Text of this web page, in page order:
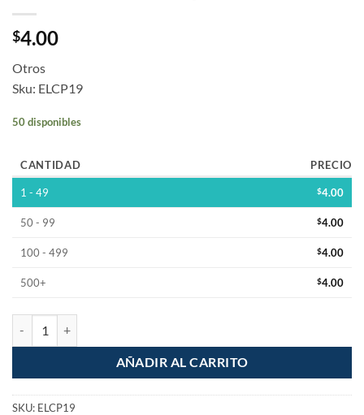
$4.00
Otros
Sku: ELCP19
50 disponibles
CANTIDAD PRECIO
1 - 49 $4.00
50 - 99 $4.00
100 - 499 $4.00
500+ $4.00
AÑADIR AL CARRITO
SKU: ELCP19